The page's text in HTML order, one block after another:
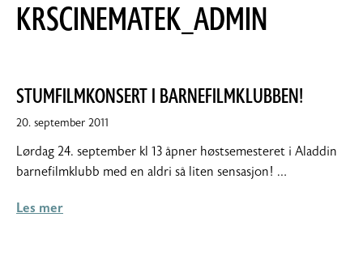
KRSCINEMATEK_ADMIN
STUMFILMKONSERT I BARNEFILMKLUBBEN!
20. september 2011
Lørdag 24. september kl 13 åpner høstsemesteret i Aladdin
barnefilmklubb med en aldri så liten sensasjon! …
Les mer